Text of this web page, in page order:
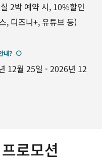
2박 예약 시, 10%할인
, 디즈니+, 유튜브 등)
내?
12월 25일 - 2026년 12
로모션